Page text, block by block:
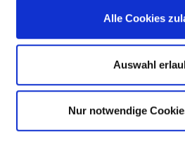
Alle Cookies
Auswahl
Nur notwendige
FALLZAHLEN
WEITERE INFORMATIONEN
FACHABTEILUNG